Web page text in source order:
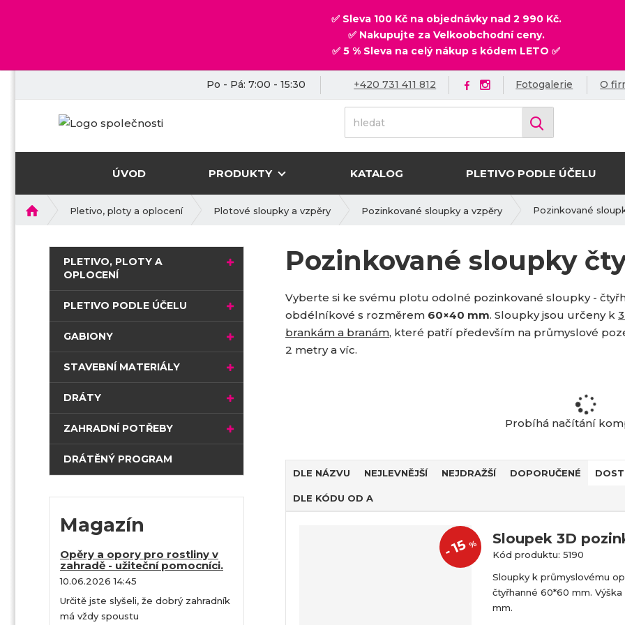
✅ Sleva 100 Kč na objednávky nad 2 990 Kč.
✅ Nakupujte za Velkoobchodní ceny.
✅ 5 % Sleva na celý nákup s kódem LETO ✅
Po - Pá: 7:00 - 15:30 +420 731 411 812 Fotogalerie O
ÚVOD PRODUKTY KATALOG PLETIVO PODLE ÚČELU
Pletivo, ploty a oplocení Plotové sloupky a vzpěry Pozinkované sloupky a vzpěry Pozinkované
Pozinkované sloupky
Vyberte si ke svému plotu odolné pozinkované sloupky -
obdélníkové s rozměrem 60×40 mm. Sloupky jsou určeny k
brankám a branám, které patří především na průmyslové
2 metry a víc.
Probíhá načítání
DLE NÁZVU NEJLEVNĚJŠÍ NEJDRAŽŠÍ DOPORUČENÉ
DLE KÓDU OD A
Sloupek 3D
Kód produktu: 5190
-
15%
Sloupky k průmyslovému
čtyřhanné 60*60 mm.
mm.
PLETIVO, PLOTY A
OPLOCENÍ
PLETIVO PODLE ÚČELU
GABIONY
STAVEBNÍ MATERIÁLY
DRÁTY
ZAHRADNÍ POTŘEBY
DRÁTĚNÝ PROGRAM
Magazín
Opěry a opory pro rostliny v
zahradě - užiteční pomocníci.
10.06.2026 14:45
Určitě jste slyšeli, že dobrý zahradník
má vždy spoustu